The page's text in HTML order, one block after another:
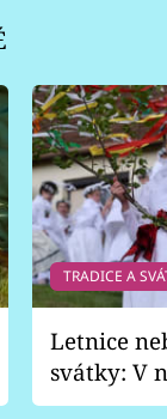
TRADICE A
Letnice
svátky: V
pondělí